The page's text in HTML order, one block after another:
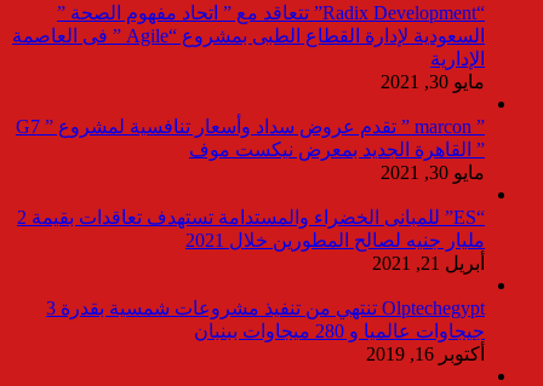
“Radix Development” تتعاقد مع ” اتحاد مفهوم الصحة ”
السعودية لإدارة القطاع الطبى بمشروع “Agile ” فى العاصمة
الإدارية
مايو 30, 2021
” marcon ” تقدم عروض سداد وأسعار تنافسية لمشروع ” G7
” القاهرة الجديد بمعرض نيكست موف
مايو 30, 2021
“ES” للمبانى الخضراء والمستدامة تستهدف تعاقدات بقيمة 2
مليار جنيه لصالح المطورين خلال 2021
أبريل 21, 2021
Olptechegypt تنتهي من تنفيذ مشروعات شمسية بقدرة 3
جيجاوات عالميا و 280 ميجاوات ببنبان
أكتوبر 16, 2019